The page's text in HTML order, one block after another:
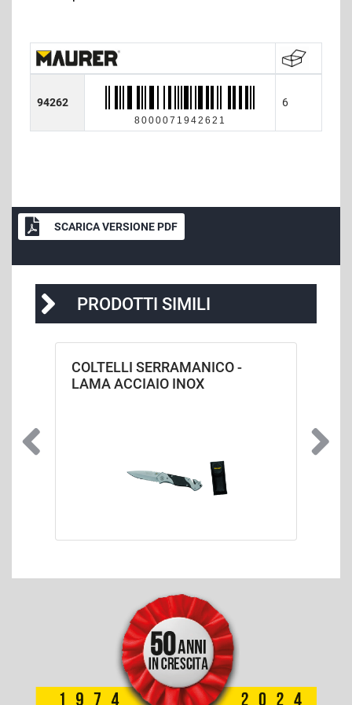
94262
8000071942621
6
SCARICA VERSIONE PDF
PRODOTTI SIMILI
COLTELLI SERRAMANICO -
LAMA ACCIAIO INOX